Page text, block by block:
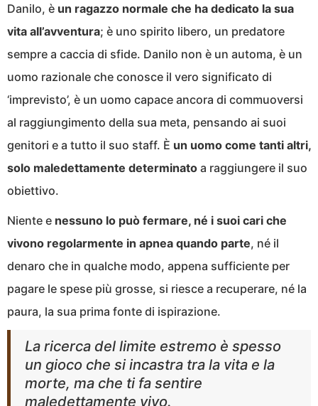
Danilo, è un ragazzo normale che ha dedicato la sua
vita all’avventura; è uno spirito libero, un predatore
sempre a caccia di sfide. Danilo non è un automa, è un
uomo razionale che conosce il vero significato di
‘imprevisto’, è un uomo capace ancora di commuoversi
al raggiungimento della sua meta, pensando ai suoi
genitori e a tutto il suo staff. È un uomo come tanti altri,
solo maledettamente determinato a raggiungere il suo
obiettivo.
Niente e nessuno lo può fermare, né i suoi cari che
vivono regolarmente in apnea quando parte, né il
denaro che in qualche modo, appena sufficiente per
pagare le spese più grosse, si riesce a recuperare, né la
paura, la sua prima fonte di ispirazione.
La ricerca del limite estremo è spesso
un gioco che si incastra tra la vita e la
morte, ma che ti fa sentire
maledettamente vivo.